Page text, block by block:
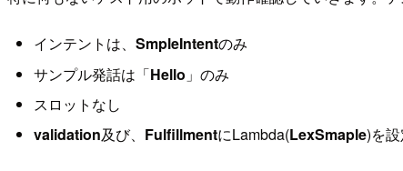
インテントは、 SmpleIntentのみ
サンプル発話は「Hello 」のみ
スロットなし
validation及び、 FulfillmentにLambda(LexSmaple)を